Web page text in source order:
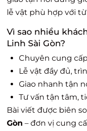
lễ vật phù hợp với
Vì sao nhiều
Linh Sài Gòn?
Chuyên cung
Lễ vật đầy đủ,
Giao nhanh tận
Tư vấn tận tâm,
Bài viết được biên
Gòn – đơn vị cung